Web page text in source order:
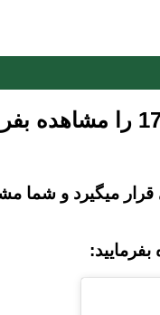
میگیرد و شما